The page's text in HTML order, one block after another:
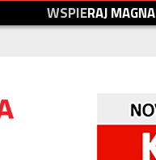
WSPIERAJMAGNA